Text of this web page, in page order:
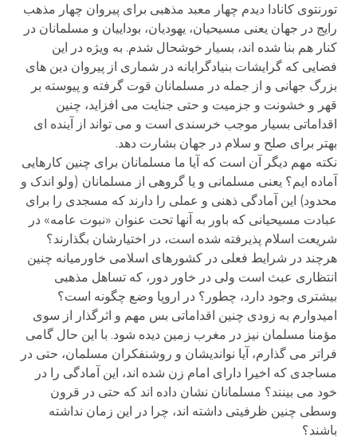
تورنتوی کانادا دیدم چهار معبد مذهبی برای پیروان چهار مذهب
رایج در جهان یعنی مسیحیان، یهودیان، بوداییان و مسلمانان در
کنار هم بنا شده اند، بسیار خوشحال شدم. به ویژه در این
فضایی که گرایشات بنیادگرایانه در شماری از پیروان دین های
بزرگ جهانی و از جمله در مسلمانان قوت گرفته و پیوسته بر
قهر و خشونت و جزمیت و حتی جنایت می افزاید، چنین
اقداماتی بسیار موجب خرسندی است و می تواند از آینده ای
بهتر برای صلح و سلام در جهان بشارت دهد.
نکته مهم دیگر آن است که آیا ما مسلمانان برای چنین کارهایی
آماده ایم؟ یعنی مسلمانی و یا گروهی از مسلمانان (ولو اندک و
محدود) این آمادگی ذهنی و عملی را دارند که مسجدی را برای
عبادت مسیحیانی که باور به آنها تحت عنوان «نبوت عامه» در
شریعت اسلام پذیرفته شده است، در اختیارشان بگذارند؟
هرچند در شرایط فعلی در کشورهای اسلامی خاورمیانه چنین
انتظاری عبث است ولی در خاور دور، که تساهل مذهبی
بیشتری وجود دارد، چطور؟ در اروپا وضع چگونه است؟
امیدوارم به زودی چنین اقداماتی بس مهم و اثرگذار از سوی
مؤمنا مسلمان نیز در مغرب زمین دیده شود. با این حال گامی
فراتر می گذارم، آیا نواندیشان و روشنفکران مسلمان، حتی در
مساجدی که اخیرا دارای امام زن شده اند، این آمادگی را در
خود می بینند؟ مسلمانان نشان داده اند که حتی در قرون
وسطی چنین ظرفیتی داشته اند، چرا در این زمان نداشته
باشند؟